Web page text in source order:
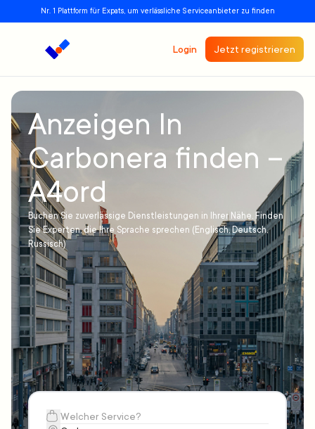
Nr. 1 Plattform für Expats, um verlässliche Serviceanbieter zu finden
Login Jetzt registrieren
Anzeigen In
Carbonera finden –
A4ord
Buchen Sie zuverlässige Dienstleistungen in Ihrer Nähe. Finden
Sie Experten, die Ihre Sprache sprechen (Englisch, Deutsch,
Russisch)